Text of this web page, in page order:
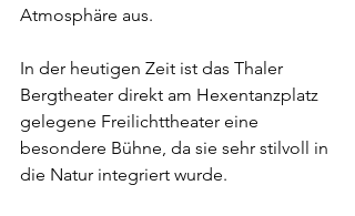
Atmosphäre aus.
In der heutigen Zeit ist das Thaler
Bergtheater direkt am Hexentanzplatz
gelegene Freilichttheater eine
besondere Bühne, da sie sehr stilvoll in
die Natur integriert wurde.